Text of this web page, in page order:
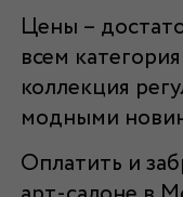
Цены –
всем
коллекция
модными
Оплатить и